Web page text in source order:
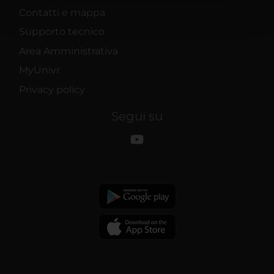
pubblicità e social media, i quali potrebbero combinarle
Contatti e mappa
Supporto tecnico
Area Amministrativa
MyUnivr
Privacy policy
Segui su